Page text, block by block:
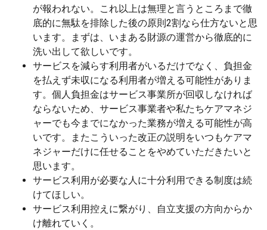
が報われない。これ以上は無理と言うところまで徹
底的に無駄を排除した後の原則2割なら仕方ないと思
います。まずは、いまある財源の運営から徹底的に
洗い出して欲しいです。
サービスを減らす利用者がいるだけでなく、負担金
を払えず未収になる利用者が増える可能性がありま
す。個人負担金はサービス事業所が回収しなければ
ならないため、サービス事業者や私たちケアマネジ
ャーでも今までになかった業務が増える可能性が高
いです。またこういった改正の説明をいつもケアマ
ネジャーだけに任せることをやめていただきたいと
思います。
サービス利用が必要な人に十分利用できる制度は続
けてほしい。
サービス利用控えに繋がり、自立支援の方向からか
け離れていく。